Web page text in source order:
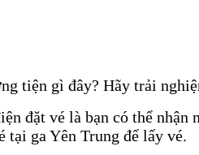
tiện gì đây? Hãy trải
đặt vé là bạn có thể
tại ga Yên Trung để lấy vé.